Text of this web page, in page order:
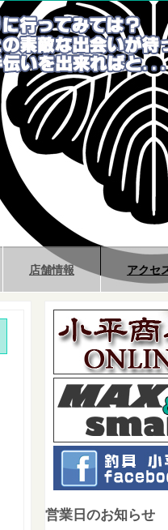
店舗情報 アクセ
営業日のお知らせ